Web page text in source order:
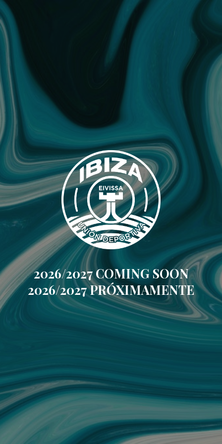
2026/2027 COMING SOON
2026/2027 PRÓXIMAMENTE